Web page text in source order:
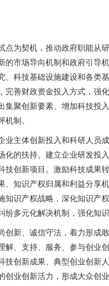
为契机，推动政府职能从
市场导向机制和政府引导
科技基础设施建设和各类
善财政资金投入方式，强
聚创新要素、增加科技投
制。
主体创新投入和科研人员
化的扶持。建立企业研发投
创新项目。激励科技成果
知识产权归属和利益分享
识产权战略，深化知识产
多元化解决机制，强化知识
新、诚信守法，着力形成
、支持、服务、参与创业
创新成果、典型创业创新
业创新活力，形成大众创